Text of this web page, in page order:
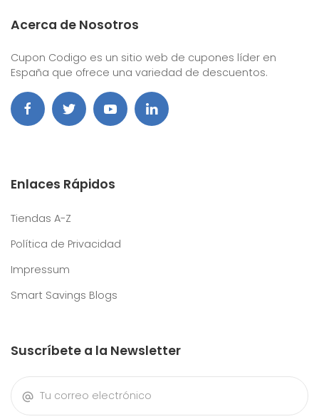
Acerca de Nosotros
Cupon Codigo es un sitio web de cupones líder en
España que ofrece una variedad de descuentos.
Enlaces Rápidos
Tiendas A-Z
Política de Privacidad
Impressum
Smart Savings Blogs
Suscríbete a la Newsletter